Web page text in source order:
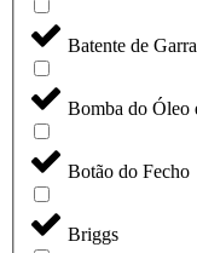
Batente de
Bomba do Óleo
Botão do Fecho
Briggs